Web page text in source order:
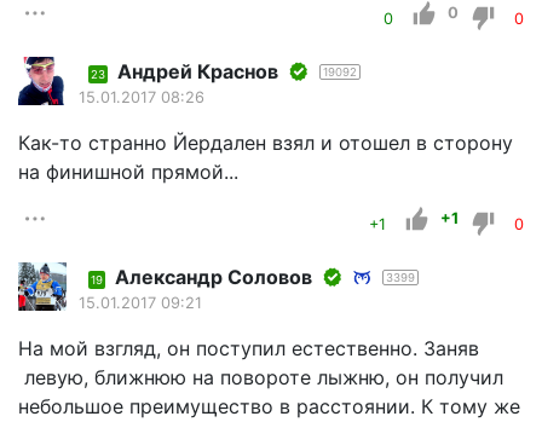
0 0 0
23 Андрей Краснов 19092
15.01.2017 08:26
Как-то странно Йердален взял и отошел в сторону
на финишной прямой...
+1 +1 0
19 Александр Соловов 3399
15.01.2017 09:21
На мой взгляд, он поступил естественно. Заняв
левую, ближнюю на повороте лыжню, он получил
небольшое преимущество в расстоянии. К тому же